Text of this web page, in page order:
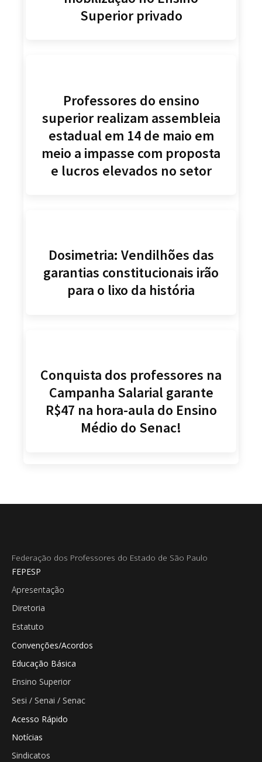
Superior privado
Professores do ensino
superior realizam assembleia
estadual em 14 de maio em
meio a impasse com proposta
e lucros elevados no setor
Dosimetria: Vendilhões das
garantias constitucionais irão
para o lixo da história
Conquista dos professores na
Campanha Salarial garante
R$47 na hora-aula do Ensino
Médio do Senac!
Federação dos Professores do Estado de São Paulo
FEPESP
Apresentação
Diretoria
Estatuto
Convenções/Acordos
Educação Básica
Ensino Superior
Sesi / Senai / Senac
Acesso Rápido
Notícias
Sindicatos